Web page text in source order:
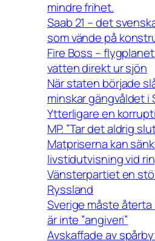
mindre frihet.
Saab 21 – det
som vände på
Fire Boss –
vatten direkt ur sjön
När staten började
minskar gängvåldet i
Ytterligare en
MP. ”Tar det aldrig
Matpriserna kan
livstidutvisning vid
Vänsterpartiet en
Ryssland
Sverige måste
är inte ”angiveri”
Avskaffade av